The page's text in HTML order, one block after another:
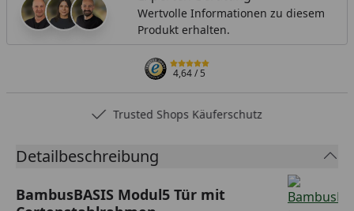
Wertvolle Informationen zu diesem
Produkt erhalten.
4,64/ 5
Trusted Shops Käuferschutz
Detailbeschreibung
BambusBASIS Modul5 Tür mit